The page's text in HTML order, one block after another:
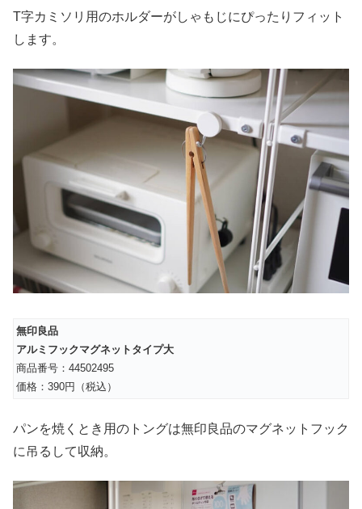
T字カミソリ用のホルダーがしゃもじにぴったりフィット
します。
無印良品
アルミフックマグネットタイプ大
商品番号：44502495
価格：390円（税込）
パンを焼くとき用のトングは無印良品のマグネットフック
に吊るして収納。